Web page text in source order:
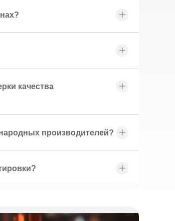
качества
производителей?